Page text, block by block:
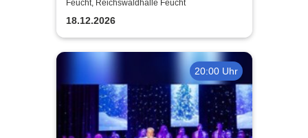
trifft auf harte Realität /
Christopher Köhler und
Benjamin Gleissner
Feucht, Reichswaldhalle Feucht
18.12.2026
20:00 Uhr